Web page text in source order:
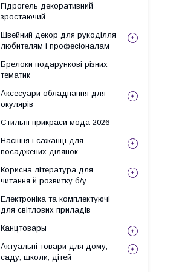
Гідрогель декоративний
зростаючий
Швейний декор для рукоділля
любителям і професіоналам
Брелоки подарункові різних
тематик
Аксесуари обладнання для
окулярів
Стильні прикраси мода 2026
Насіння і сажанці для
посаджених ділянок
Корисна література для
читання й розвитку б/у
Електроніка та комплектуючі
для світлових приладів
Канцтовары
Актуальні товари для дому,
саду, школи, дітей